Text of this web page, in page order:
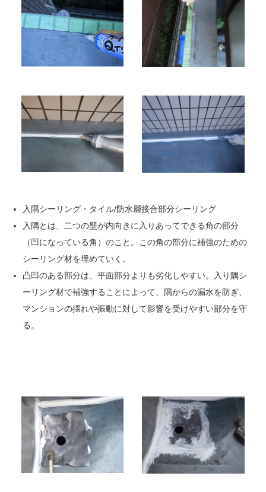
入隅シーリング・タイル/防水層接合部分シーリング
入隅とは、二つの壁が内向きに入りあってできる角の部分
（凹になっている角）のこと。この角の部分に補強のための
シーリング材を埋めていく。
凸凹のある部分は、平面部分よりも劣化しやすい。入り隅シ
ーリング材で補強することによって、隅からの漏水を防ぎ、
マンションの揺れや振動に対して影響を受けやすい部分を守
る。